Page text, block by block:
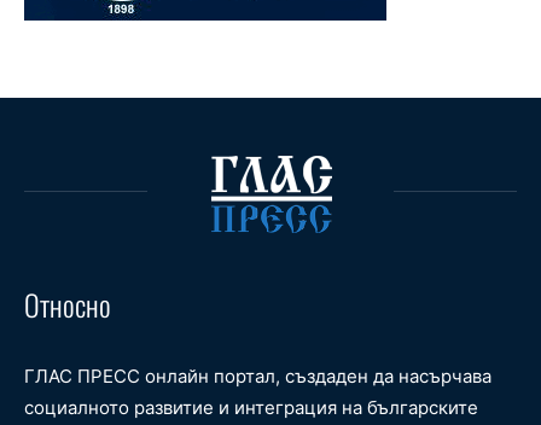
Относно
ГЛАС ПРЕСС онлайн портал, създаден да насърчава
социалното развитие и интеграция на българските